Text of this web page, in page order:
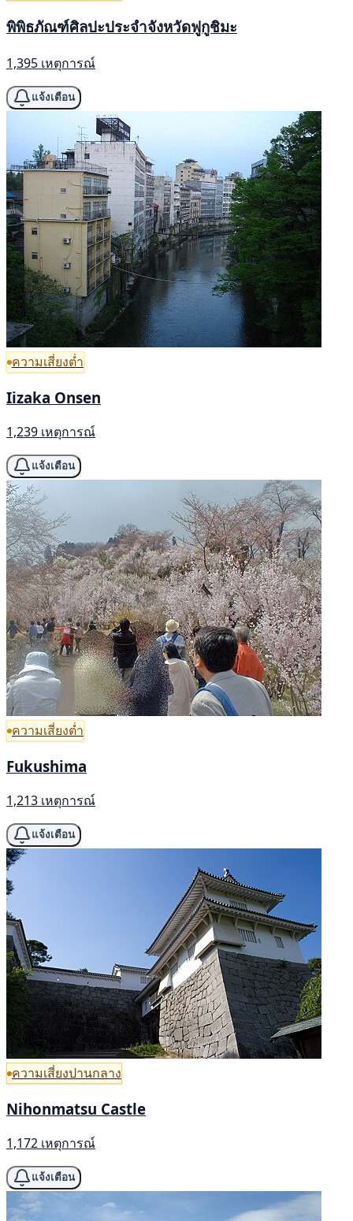
พิพิธภัณฑ์ศิลปะประจำจังหวัดฟูกูชิมะ
1,395 เหตุการณ์
แจ้งเตือน
ความเสี่ยงต่ำ
Iizaka Onsen
1,239 เหตุการณ์
แจ้งเตือน
ความเสี่ยงต่ำ
Fukushima
1,213 เหตุการณ์
แจ้งเตือน
ความเสี่ยงปานกลาง
Nihonmatsu Castle
1,172 เหตุการณ์
แจ้งเตือน